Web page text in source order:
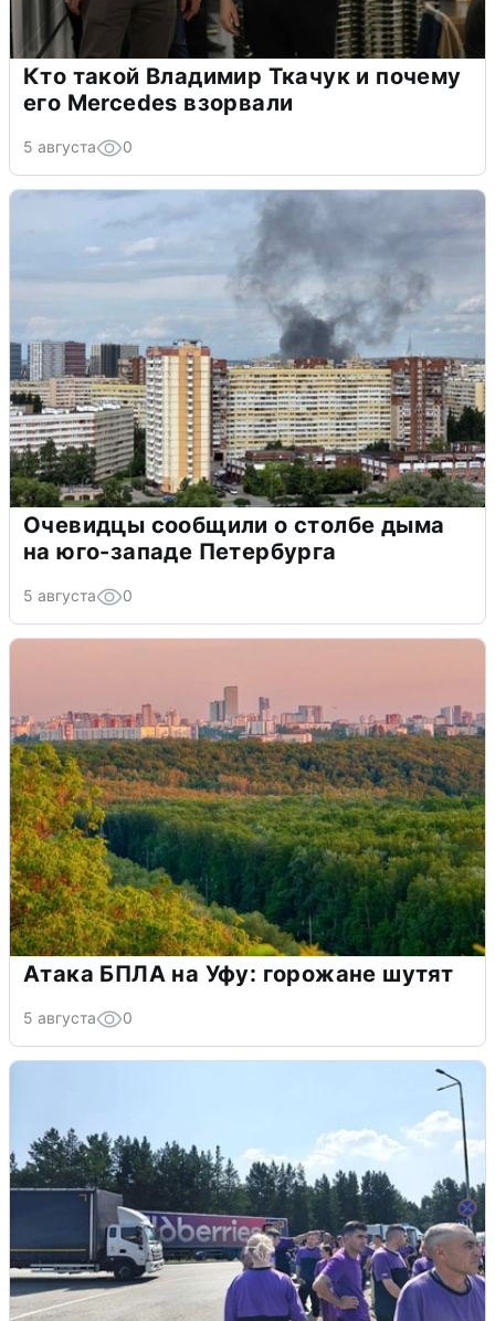
Кто такой Владимир Ткачук и почему
его Mercedes взорвали
5 августа 0
Очевидцы сообщили о столбе дыма
на юго-западе Петербурга
5 августа 0
Атака БПЛА на Уфу: горожане шутят
5 августа 0